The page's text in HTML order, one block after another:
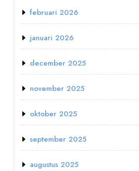
februari 2026
januari 2026
december 2025
november 2025
oktober 2025
september 2025
augustus 2025